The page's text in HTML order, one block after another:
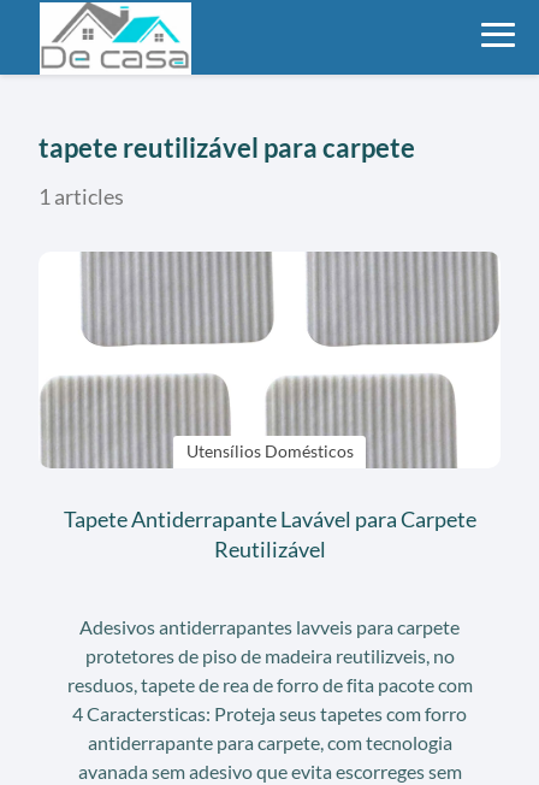
tapete reutilizável para carpete
1 articles
Utensílios Domésticos
Tapete Antiderrapante Lavável para Carpete
Reutilizável
Adesivos antiderrapantes lavveis para carpete
protetores de piso de madeira reutilizveis, no
resduos, tapete de rea de forro de fita pacote com
4 Caractersticas: Proteja seus tapetes com forro
antiderrapante para carpete, com tecnologia
avanada sem adesivo que evita escorreges sem